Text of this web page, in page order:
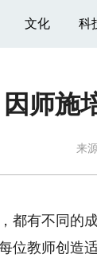
文化 科
因师施
来
有不同的
位教师创造